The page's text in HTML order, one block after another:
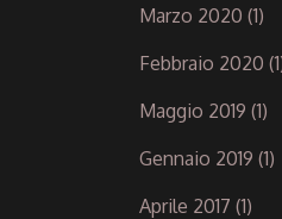
Marzo 2020 (1)
Febbraio 2020
Maggio 2019 (1)
Gennaio 2019 (1)
Aprile 2017 (1)